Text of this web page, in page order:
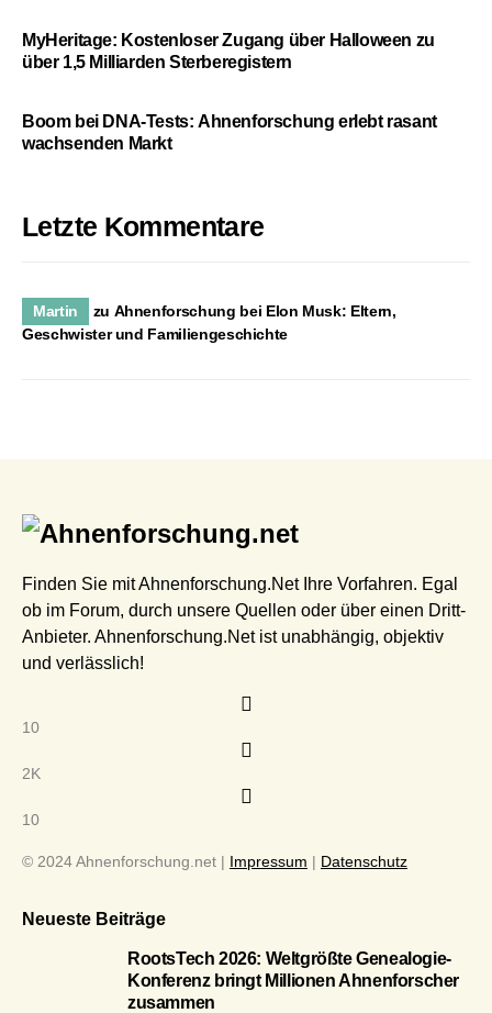
MyHeritage: Kostenloser Zugang über Halloween zu
über 1,5 Milliarden Sterberegistern
Boom bei DNA-Tests: Ahnenforschung erlebt rasant
wachsenden Markt
Letzte Kommentare
Martin zu Ahnenforschung bei Elon Musk: Eltern,
Geschwister und Familiengeschichte
Finden Sie mit Ahnenforschung.Net Ihre Vorfahren. Egal
ob im Forum, durch unsere Quellen oder über einen Dritt-
Anbieter. Ahnenforschung.Net ist unabhängig, objektiv
und verlässlich!
10
2K
10
© 2024 Ahnenforschung.net | Impressum | Datenschutz
Neueste Beiträge
RootsTech 2026: Weltgrößte Genealogie-
Konferenz bringt Millionen Ahnenforscher
zusammen